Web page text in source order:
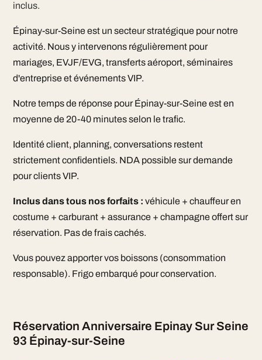
inclus.
Épinay-sur-Seine est un secteur stratégique pour notre
activité. Nous y intervenons régulièrement pour
mariages, EVJF/EVG, transferts aéroport, séminaires
d'entreprise et événements VIP.
Notre temps de réponse pour Épinay-sur-Seine est en
moyenne de 20-40 minutes selon le trafic.
Identité client, planning, conversations restent
strictement confidentiels. NDA possible sur demande
pour clients VIP.
Inclus dans tous nos forfaits : véhicule + chauffeur en
costume + carburant + assurance + champagne offert sur
réservation. Pas de frais cachés.
Vous pouvez apporter vos boissons (consommation
responsable). Frigo embarqué pour conservation.
Réservation Anniversaire Epinay Sur Seine
93 Épinay-sur-Seine